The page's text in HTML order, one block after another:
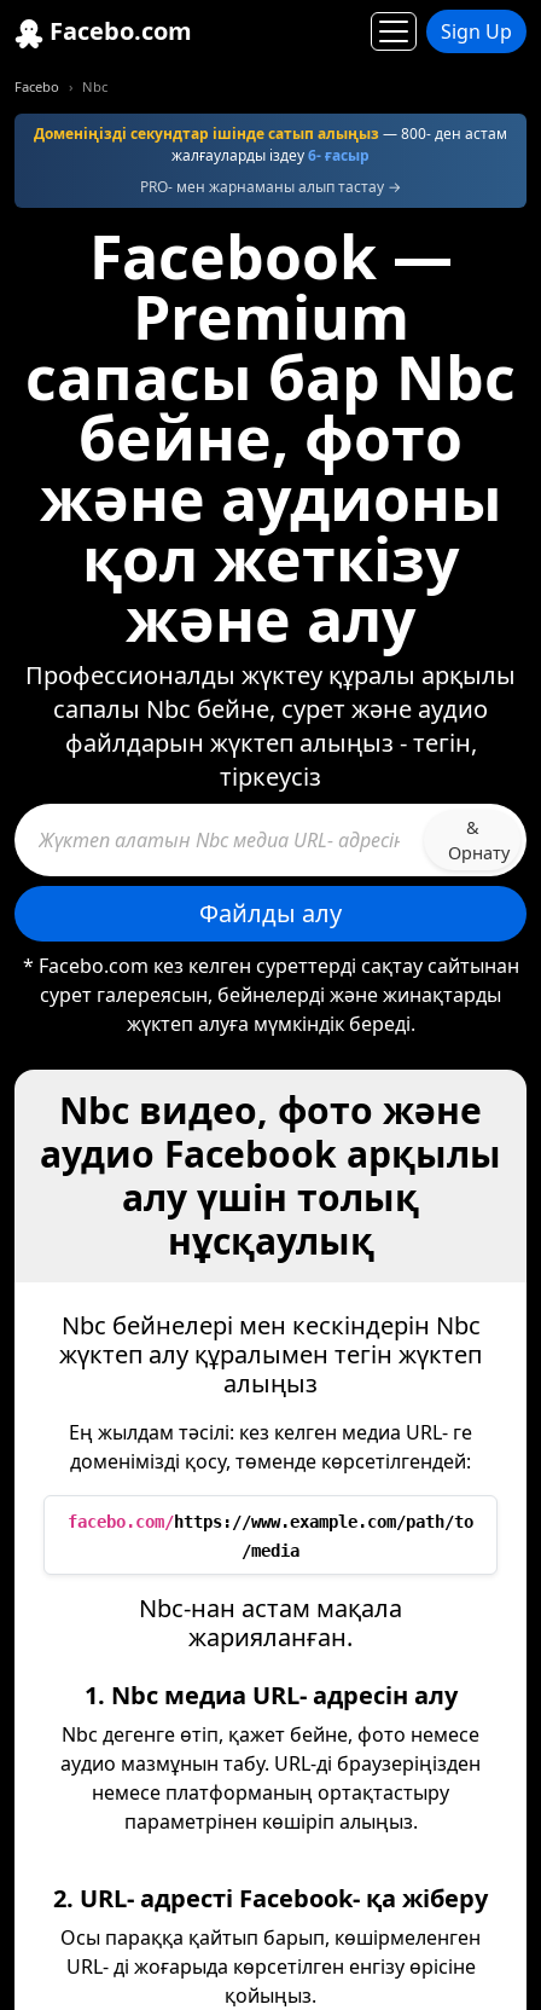
Facebo.com Sign Up
Facebo Nbc
Доменіңізді секундтар ішінде сатып алыңыз— 800- ден астам
жалғауларды іздеу6- ғасыр
PRO- мен жарнаманы алып тастау →
Facebook —
Premium
сапасы бар Nbc
бейне, фото
және аудионы
қол жеткізу
және алу
Профессионалды жүктеу құралы арқылы
сапалы Nbc бейне, сурет және аудио
файлдарын жүктеп алыңыз - тегін,
тіркеусіз
&
Орнату
Файлды алу
* Facebo.com кез келген суреттерді сақтау сайтынан
сурет галереясын, бейнелерді және жинақтарды
жүктеп алуға мүмкіндік береді.
Nbc видео, фото және
аудио Facebook арқылы
алу үшін толық
нұсқаулық
Nbc бейнелері мен кескіндерін Nbc
жүктеп алу құралымен тегін жүктеп
алыңыз
Ең жылдам тәсілі: кез келген медиа URL- ге
доменімізді қосу, төменде көрсетілгендей:
facebo.com/https://www.example.com/path/to
/media
Nbc-нан астам мақала
жарияланған.
1. Nbc медиа URL- адресін алу
Nbc дегенге өтіп, қажет бейне, фото немесе
аудио мазмұнын табу. URL-ді браузеріңізден
немесе платформаның ортақтастыру
параметрінен көшіріп алыңыз.
2. URL- адресті Facebook- қа жіберу
Осы параққа қайтып барып, көшірмеленген
URL- ді жоғарыда көрсетілген енгізу өрісіне
қойыңыз.